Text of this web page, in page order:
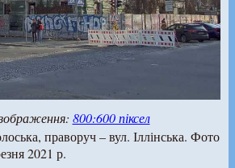
800:600 піксел
праворуч – вул. Іллінська. Фото
2021 р.